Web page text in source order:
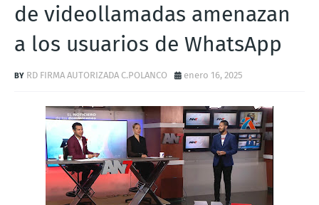
de videollamadas amenazan
a los usuarios de WhatsApp
RD FIRMA AUTORIZADA C.POLANCO enero 16, 2025